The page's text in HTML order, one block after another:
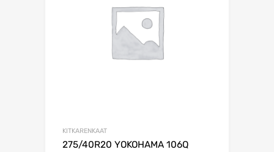
KITKARENKAAT
275/40R20 YOKOHAMA 106Q